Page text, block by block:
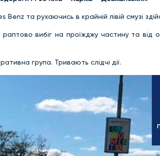
та рухаючись в крайній лівій смузі
вибіг на проїжджу частину та від
група. Тривають слідчі дії.